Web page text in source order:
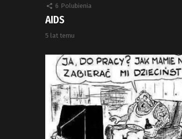
6 Polubienia
AIDS
5 lat temu